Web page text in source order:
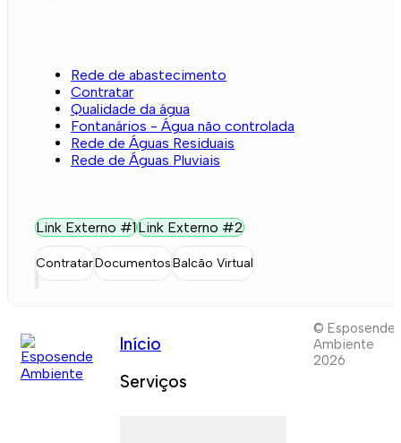
Rede de abastecimento
Contratar
Qualidade da água
Fontanários - Água não controlada
Rede de Águas Residuais
Rede de Águas Pluviais
Link Externo #1Link Externo #2
ContratarDocumentosBalcão Virtual
Início
Serviços
© Esposende
Ambiente
2026